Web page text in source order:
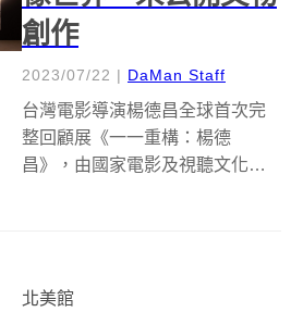
創作
2023/07/22 | DaMan Staff
台灣電影導演楊德昌全球首次完
整回顧展《一一重構：楊德
昌》，由國家電影及視聽文化中
了呈現歷來最齊全的楊德昌電影
北美館